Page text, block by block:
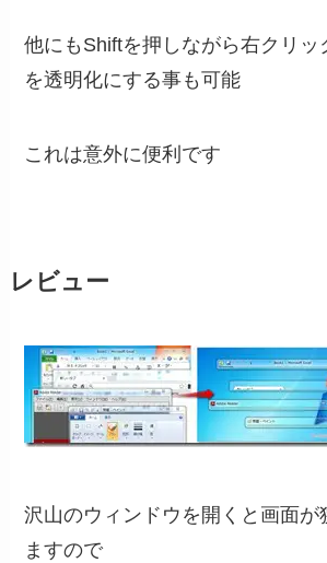
他にもShiftを押しながら右クリッ
を透明化にする事も可能
これは意外に便利です
レビュー
沢山のウィンドウを開くと画面が
ますので